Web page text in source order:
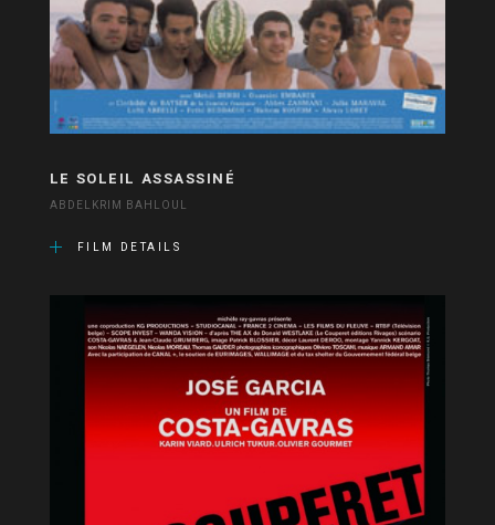
LE SOLEIL ASSASSINÉ
ABDELKRIM BAHLOUL
FILM DETAILS